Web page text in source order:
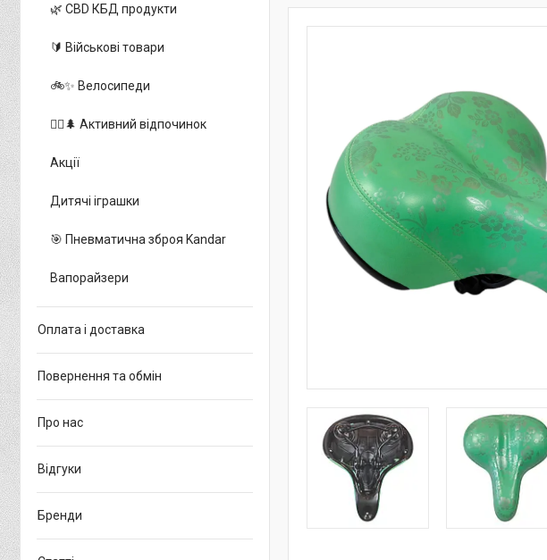
🌿 CBD КБД продукти
🔰 Військові товари
🚲✨ Велосипеди
🚵‍♂️🌲 Активний відпочинок
Акції
Дитячі іграшки
🎯 Пневматична зброя Kandar
Вапорайзери
Оплата і доставка
Повернення та обмін
Про нас
Відгуки
Бренди